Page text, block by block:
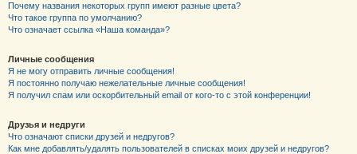
Почему названия некоторых групп имеют разные цвета?
Что такое группа по умолчанию?
Что означает ссылка «Наша команда»?
Личные сообщения
Я не могу отправить личные сообщения!
Я постоянно получаю нежелательные личные сообщения!
Я получил спам или оскорбительный email от кого-то с этой конференции!
Друзья и недруги
Что означают списки друзей и недругов?
Как мне добавлять/удалять пользователей в списках моих друзей и недругов?